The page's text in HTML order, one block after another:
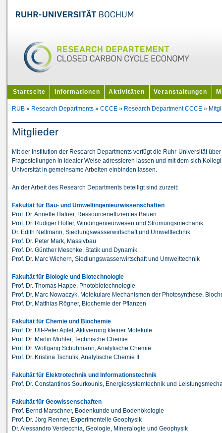
Startseite Informationen Aktivitäten Veranstaltungen
RUB » Research Departments »CCCE » Research Department CCCE »
Mitglieder
Mit der Institution der Research Departments verfügt die Ruhr-Universität
Fragestellungen in idealer Weise adressieren lassen und mit dem sich
Universität in gemeinsame Arbeiten einbinden lassen.
An der Arbeit des Research Departments beteiligt sind zurzeit:
Fakultät für Bau- und Umweltingenieurwissenschaften
Prof. Dr. Annette Hafner, Ressourceneffizientes Bauen
Prof. Dr. Rüdiger Höffer, Windingenieurwesen und Strömungsmechanik
Dr. Edith Nettmann, Siedlungswasserwirtschaft und Umwelttechnik
Prof. Dr. Peter Mark, Massivbau
Prof. Dr. Günther Meschke, Statik und Dynamik
Prof. Dr. Marc Wichern, Siedlungswasserwirtschaft und Umwelttechnik
Fakultät für Biologie und Biotechnologie
Prof. Dr. Thomas Happe, Photobiotechnologie
Prof. Dr. Marc Nowaczyk, Molekulare Mechanismen der Photosynthese,
Prof. Dr. Matthias Rögner, Biochemie der Pflanzen
Fakultät für Chemie und Biochemie
Prof. Dr. Ulf-Peter Apfel, Aktivierung kleiner Moleküle
Prof. Dr. Martin Muhler, Technische Chemie
Prof. Dr. Wolfgang Schuhmann, Analytische Chemie
Prof. Dr. Kristina Tschulik, Analytische Chemie II
Fakultät für Elektrotechnik und Informationstechnik
Prof. Dr. Constantinos Sourkounis, Energiesystemtechnik und
Fakultät für Geowissenschaften
Prof. Bernd Marschner, Bodenkunde und Bodenökologie
Prof. Dr. Jörg Renner, Experimentelle Geophysik
Dr. Alessandro Verdecchia, Geologie, Mineralogie und Geophysik